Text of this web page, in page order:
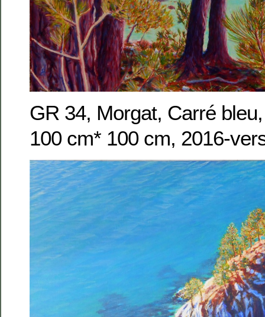
GR 34, Morgat, Carré
100 cm* 100 cm, 2016-